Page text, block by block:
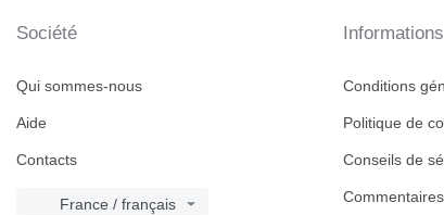
Société
Qui sommes-nous
Aide
Contacts
France / français
Informations
Conditions
Politique de
Conseils de